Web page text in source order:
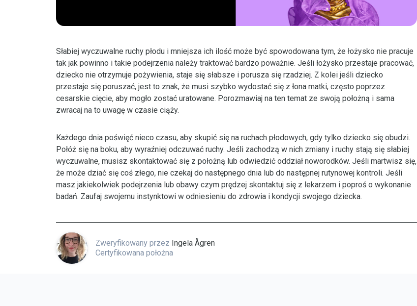
Słabiej wyczuwalne ruchy płodu i mniejsza ich ilość może być spowodowana tym, że łożysko nie pracuje
tak jak powinno i takie podejrzenia należy traktować bardzo poważnie. Jeśli łożysko przestaje pracować,
dziecko nie otrzymuje pożywienia, staje się słabsze i porusza się rzadziej. Z kolei jeśli dziecko
przestaje się poruszać, jest to znak, że musi szybko wydostać się z łona matki, często poprzez
cesarskie cięcie, aby mogło zostać uratowane. Porozmawiaj na ten temat ze swoją położną i sama
zwracaj na to uwagę w czasie ciąży.
Każdego dnia poświęć nieco czasu, aby skupić się na ruchach płodowych, gdy tylko dziecko się obudzi.
Połóż się na boku, aby wyraźniej odczuwać ruchy. Jeśli zachodzą w nich zmiany i ruchy stają się słabiej
wyczuwalne, musisz skontaktować się z położną lub odwiedzić oddział noworodków. Jeśli martwisz się,
że może dziać się coś złego, nie czekaj do następnego dnia lub do następnej rutynowej kontroli. Jeśli
masz jakiekolwiek podejrzenia lub obawy czym prędzej skontaktuj się z lekarzem i poproś o wykonanie
badań. Zaufaj swojemu instynktowi w odniesieniu do zdrowia i kondycji swojego dziecka.
Zweryfikowany przez Ingela Ågren
Certyfikowana położna